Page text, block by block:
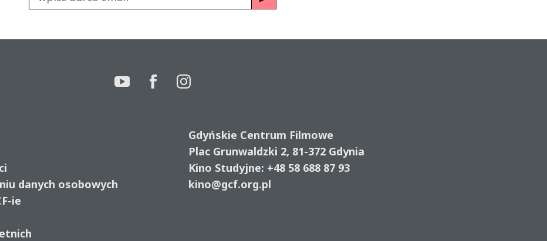
danych osobowych
ie
Gdyńskie Centrum Filmowe
Plac Grunwaldzki 2, 81-372 Gdynia
Kino Studyjne: +48 58 688 87 93
kino@gcf.org.pl